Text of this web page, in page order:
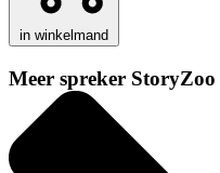
in winkelmand
Meer spreker StoryZoo